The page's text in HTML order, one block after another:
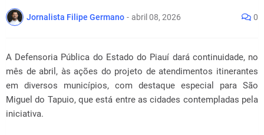
Jornalista Filipe Germano - abril 08, 2026 0
A Defensoria Pública do Estado do Piauí dará continuidade, no
mês de abril, às ações do projeto de atendimentos itinerantes
em diversos municípios, com destaque especial para São
Miguel do Tapuio, que está entre as cidades contempladas pela
iniciativa.